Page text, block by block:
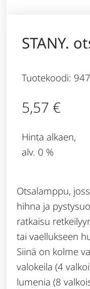
STANY.
Tuotekoodi:
5,57 €
Hinta alkaen,
alv. 0 %
Otsalamppu,
hihna ja
ratkaisu
tai vaellukseen
Siinä on kolme
valokeila (4
lumenia (8